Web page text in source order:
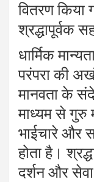
वितरण
श्रद्धापूर्वक
धार्मिक
परंपरा की
मानवता के
माध्यम से गुरु
भाईचारे और
होता है।
दर्शन और